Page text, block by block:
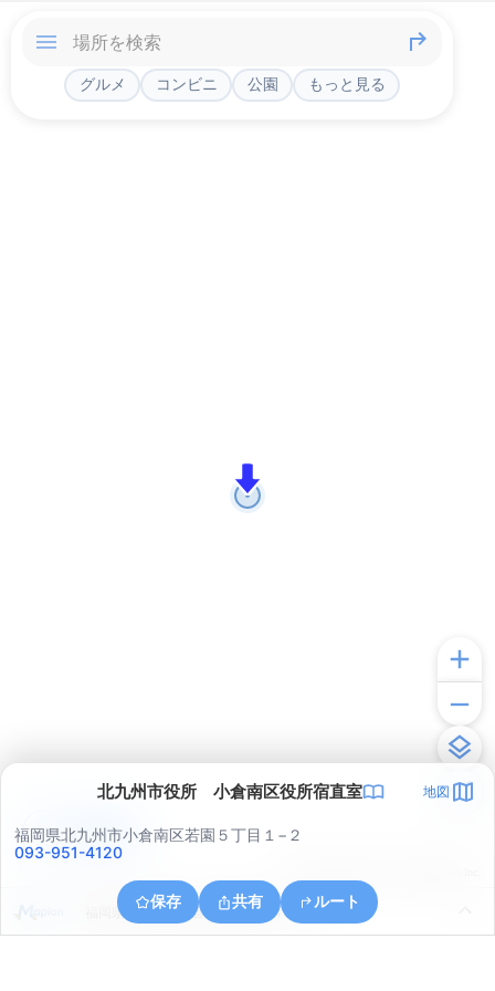
グルメ コンビニ 公園 もっと見る
北九州市役所 小倉南区役所宿直室 地図
福岡県北九州市小倉南区若園５丁目１−２
093-951-4120
保存 共有 ルート
福岡県北九州市小倉南区企救丘４丁目２
アプリで見る